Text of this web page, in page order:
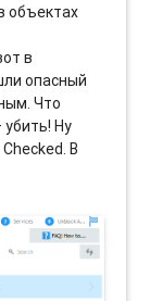
объектах
в
опасный
Что
Ну
В